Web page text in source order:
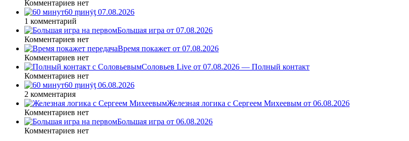
Комментариев нет
60 ṃинẏƫ 07.08.2026
1 комментарий
Большая игра от 07.08.2026
Комментариев нет
Время покажет от 07.08.2026
Комментариев нет
Соловьев Live от 07.08.2026 — Полный контакт
Комментариев нет
60 ṃинẏƫ 06.08.2026
2 комментария
Железная логика с Сергеем Михеевым от 06.08.2026
Комментариев нет
Большая игра от 06.08.2026
Комментариев нет